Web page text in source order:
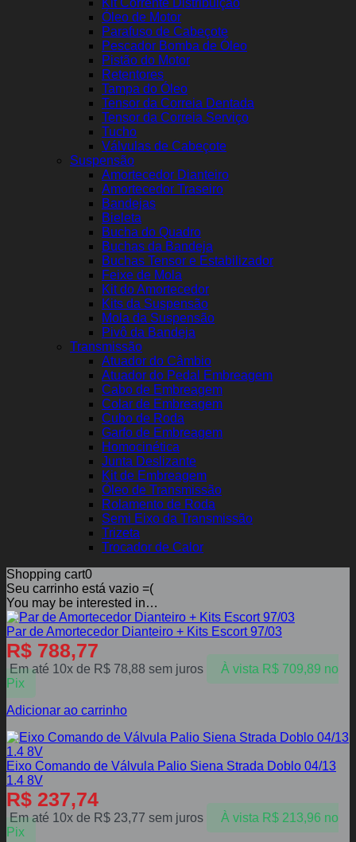
Kit Corrente Distribuição
Óleo de Motor
Parafuso de Cabeçote
Pescador Bomba de Óleo
Pistão do Motor
Retentores
Tampa do Óleo
Tensor da Correia Dentada
Tensor da Correia Serviço
Tucho
Válvulas de Cabeçote
Suspensão
Amortecedor Dianteiro
Amortecedor Traseiro
Bandejas
Bieleta
Bucha do Quadro
Buchas da Bandeja
Buchas Tensor e Estabilizador
Feixe de Mola
Kit do Amortecedor
Kits da Suspensão
Mola da Suspensão
Pivô da Bandeja
Transmissão
Atuador do Câmbio
Atuador do Pedal Embreagem
Cabo de Embreagem
Colar de Embreagem
Cubo de Roda
Garfo de Embreagem
Homocinética
Junta Deslizante
Kit de Embreagem
Óleo de Transmissão
Rolamento de Roda
Semi Eixo da Transmissão
Trizeta
Trocador de Calor
Shopping cart0
Seu carrinho está vazio =(
You may be interested in…
Par de Amortecedor Dianteiro + Kits Escort 97/03
R$ 788,77
Em até 10x de R$ 78,88 sem juros À vista R$709,89 no
Pix
Adicionar ao carrinho
Eixo Comando de Válvula Palio Siena Strada Doblo 04/13
1.4 8V
R$ 237,74
Em até 10x de R$ 23,77 sem juros À vista R$213,96 no
Pix